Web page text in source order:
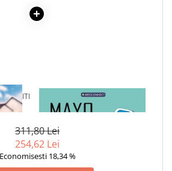
ITI
1 x MAYO CLINIC. CARTEA
ESENTIALA DESPRE DIABETUL
311,80 Lei
254,62 Lei
Economisesti 18,34 %